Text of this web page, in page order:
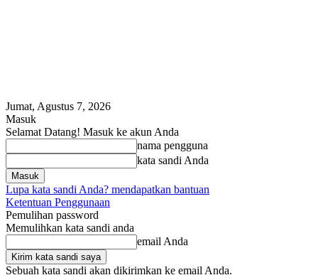
Jumat, Agustus 7, 2026
Masuk
Selamat Datang! Masuk ke akun Anda
nama pengguna
kata sandi Anda
Lupa kata sandi Anda? mendapatkan bantuan
Ketentuan Penggunaan
Pemulihan password
Memulihkan kata sandi anda
email Anda
Sebuah kata sandi akan dikirimkan ke email Anda.